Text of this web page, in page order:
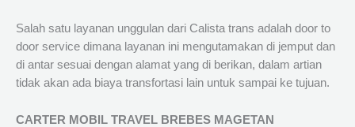
Salah satu layanan unggulan dari Calista trans adalah door to
door service dimana layanan ini mengutamakan di jemput dan
di antar sesuai dengan alamat yang di berikan, dalam artian
tidak akan ada biaya transfortasi lain untuk sampai ke tujuan.
CARTER MOBIL TRAVEL BREBES MAGETAN